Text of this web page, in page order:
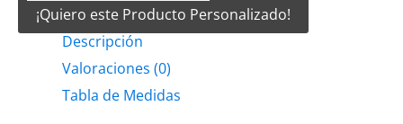
Futbol
Gladiador
¡Quiero este Producto Personalizado!
Descripción
Valoraciones (0)
Tabla de Medidas